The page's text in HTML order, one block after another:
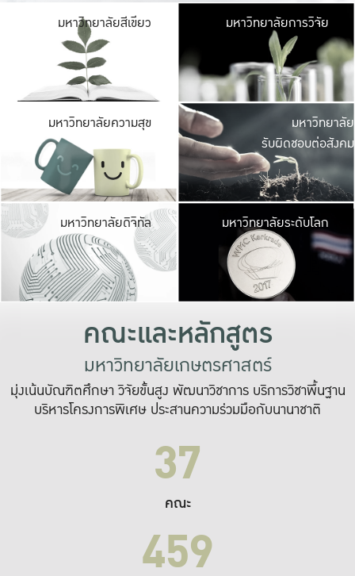
มหาวิทยาลัยสีเขียว มหาวิ
มีพื้นที่เขียวสดใส
เป็นป่าในเมือง เกษต
มหาวิทยาลัยการวิจัย
มหาวิทยาลัยความสุข มหาวิ
ค
เปิดประ
และพบเรื่องราวใ
มหาวิทยาลัย
รับผิดชอบต่อสังคม
มหาวิทยาลัยดิจิทัล มหาวิ
เปลี่ยนแปลง แล
เพื่อทำง
ระบบสารสนเทศ
มหาวิทยาลัยระดับโลก
คณะและหลักสูตร
มหาวิทยาลัยเกษตรศาสตร์
มุ่งเน้นบัณฑิตศึกษา วิจัยขั้นสูง พัฒนาวิชาการ บริการวิชาพื้นฐาน
บริหารโครงการพิเศษ ประสานความร่วมมือกับนานาชาติ
37
คณะ
459